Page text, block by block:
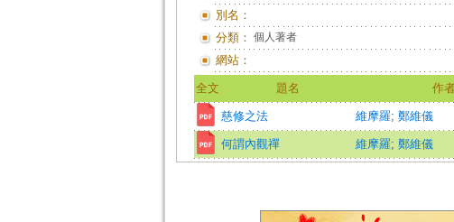
別名：
分類： 個人著者
網站：
全文 題名 作
慈修之法 維摩羅; 鄭維儀
何謂內觀禪 維摩羅; 鄭維儀